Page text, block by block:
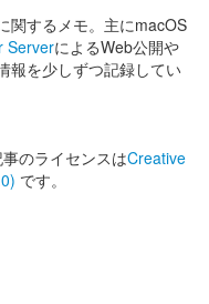
関するメモ。主にmacOS
ServerによるWeb公開や
報を少しずつ記録してい
のライセンスはCreative
です。